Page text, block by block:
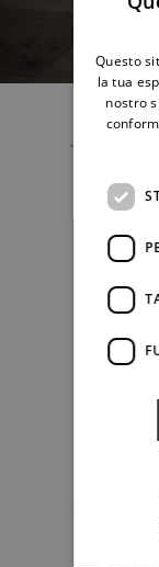
Questo
la tua
nostro